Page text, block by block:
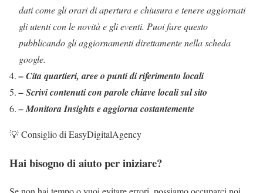
dati come gli orari di apertura e chiusura e tenere aggiornati
gli utenti con le novità e gli eventi. Puoi fare questo
pubblicando gli aggiornamenti direttamente nella scheda
google.
– Cita quartieri, aree o punti di riferimento locali
– Scrivi contenuti con parole chiave locali sul sito
– Monitora Insights e aggiorna costantemente
💡 Consiglio di EasyDigitalAgency
Hai bisogno di aiuto per iniziare?